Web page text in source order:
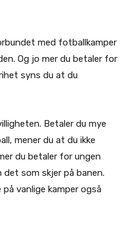
med fotballkamper
Og jo mer du betaler for
syns du at du
Betaler du mye
mener du at du ikke
du betaler for ungen
det som skjer på banen.
vanlige kamper også